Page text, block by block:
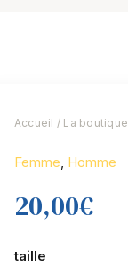
Accueil / La boutique
Femme, Homme
20,00€
taille
de
SHIRT
OR